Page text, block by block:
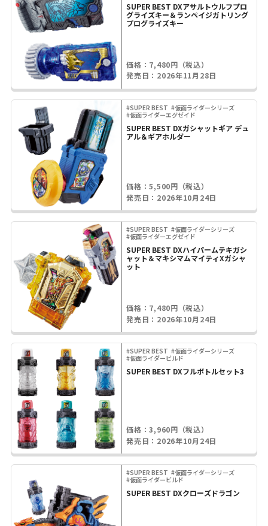
SUPER BEST DXアサルトウルフプロ
グライズキー＆ランペイジガトリング
プログライズキー
価格：7,480円（税込）
発売日：2026年11月28日
#SUPER BEST #仮面ライダーシリーズ
#仮面ライダーエグゼイド
SUPER BEST DXガシャットギア デュ
アル＆ギアホルダー
価格：5,500円（税込）
発売日：2026年10月24日
#SUPER BEST #仮面ライダーシリーズ
#仮面ライダーエグゼイド
SUPER BEST DXハイパームテキガシ
ャット＆マキシマムマイティXガシャ
ット
価格：7,480円（税込）
発売日：2026年10月24日
#SUPER BEST #仮面ライダーシリーズ
#仮面ライダービルド
SUPER BEST DXフルボトルセット3
価格：3,960円（税込）
発売日：2026年10月24日
#SUPER BEST #仮面ライダーシリーズ
#仮面ライダービルド
SUPER BEST DXクローズドラゴン